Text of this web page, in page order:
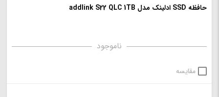
حافظه SSD ادلینک مدل addlink S22 QLC 1TB
ناموجود
مقایسه